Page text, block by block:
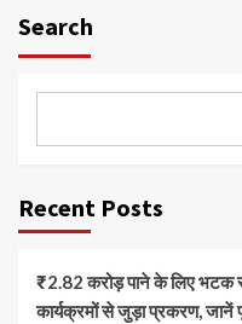
Search
Recent Posts
₹2.82 करोड़ पाने के लिए भटक
कार्यक्रमों से जुड़ा प्रकरण, जानें